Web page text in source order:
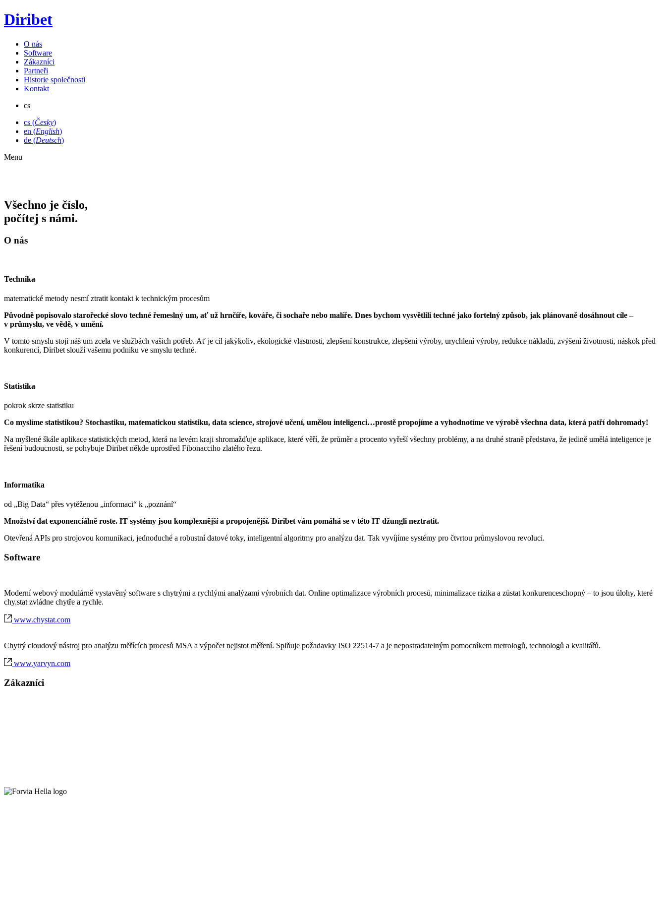
Diribet
O nás
Software
Zákazníci
Partneři
Historie společnosti
Kontakt
cs
cs (Česky)
en (English)
de (Deutsch)
Menu
Všechno je číslo,
počítej s námi.
O nás
Technika
matematické metody nesmí ztratit kontakt k technickým procesům
Původně popisovalo starořecké slovo techné řemeslný um, ať už hrnčíře, kováře, či sochaře nebo malíře. Dnes bychom vysvětlili techné jako fortelný způsob, jak plánovaně dosáhnout cíle –
v průmyslu, ve vědě, v umění.
V tomto smyslu stojí náš um zcela ve službách vašich potřeb. Ať je cíl jakýkoliv, ekologické vlastnosti, zlepšení konstrukce, zlepšení výroby, urychlení výroby, redukce nákladů, zvýšení životnosti, náskok před
konkurencí, Diribet slouží vašemu podniku ve smyslu techné.
Statistika
pokrok skrze statistiku
Co myslíme statistikou? Stochastiku, matematickou statistiku, data science, strojové učení, umělou inteligenci…prostě propojíme a vyhodnotíme ve výrobě všechna data, která patří dohromady!
Na myšlené škále aplikace statistických metod, která na levém kraji shromažďuje aplikace, které věří, že průměr a procento vyřeší všechny problémy, a na druhé straně představa, že jedině umělá inteligence je
řešení budoucnosti, se pohybuje Diribet někde uprostřed Fibonacciho zlatého řezu.
Informatika
od „Big Data“ přes vytěženou „informaci“ k „poznání“
Množství dat exponenciálně roste. IT systémy jsou komplexnější a propojenější. Diribet vám pomáhá se v této IT džungli neztratit.
Otevřená APIs pro strojovou komunikaci, jednoduché a robustní datové toky, inteligentní algoritmy pro analýzu dat. Tak vyvíjíme systémy pro čtvrtou průmyslovou revoluci.
Software
Moderní webový modulárně vystavěný software s chytrými a rychlými analýzami výrobních dat. Online optimalizace výrobních procesů, minimalizace rizika a zůstat konkurenceschopný – to jsou úlohy, které
chy.stat zvládne chytře a rychle.
www.chystat.com
Chytrý cloudový nástroj pro analýzu měřících procesů MSA a výpočet nejistot měření. Splňuje požadavky ISO 22514-7 a je nepostradatelným pomocníkem metrologů, technologů a kvalitářů.
www.yarvyn.com
Zákazníci